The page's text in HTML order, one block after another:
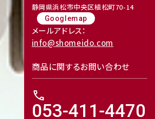
Magazine
録
contact_support
静岡県浜松市中央区植松町70-14
Googlemap
メールアドレス：
info@shomeido.com
商品に関するお問い合わせ
call
053-411-4470